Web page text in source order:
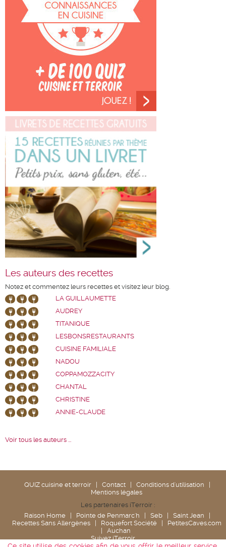
Les auteurs des recettes
Notez et commentez leurs recettes et visitez leur blog.
LA GUILLAUMETTE
AUDREY
TITANIQUE
LESBONSRESTAURANTS
CUISINE FAMILIALE
NADOU
COPPAMOZZACITY
CHANTAL
CHRISTINE
ANNIE-CLAUDE
Voir tous les auteurs ...
QUIZ cuisine et terroir Contact Conditions d'utilisation
Mentions légales
Les partenaires iTerroir :
Raison Home
Pointe de Penmarc'h Seb Saint Jean
Recettes Sans Allergènes
Roquefort Société
PetitesCaves.com
Auchan
Suivez iTerroir